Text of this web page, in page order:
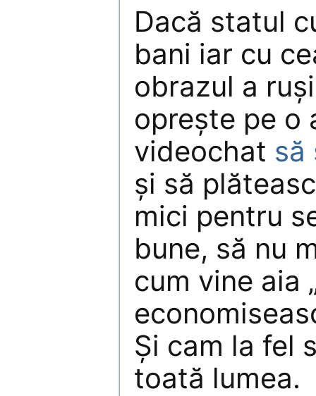
Dacă statul
bani iar cu
obrazul a
oprește pe o
videochat să
și să
mici pentru
bune, să nu
cum vine aia
Și cam la fel
toată lumea.